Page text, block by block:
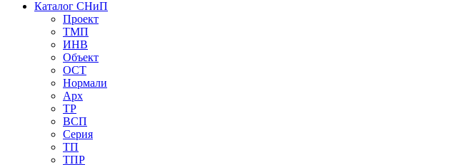
Каталог СНиП
Проект
ТМП
ИНВ
Объект
ОСТ
Нормали
Арх
ТР
ВСП
Серия
ТП
ТПР